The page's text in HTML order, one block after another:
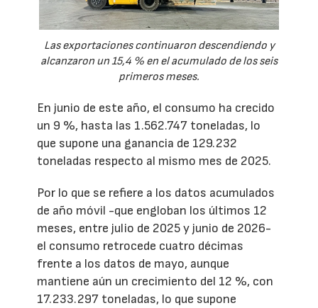
Las exportaciones continuaron descendiendo y
alcanzaron un 15,4 % en el acumulado de los seis
primeros meses.
En junio de este año, el consumo ha crecido
un 9 %, hasta las 1.562.747 toneladas, lo
que supone una ganancia de 129.232
toneladas respecto al mismo mes de 2025.
Por lo que se refiere a los datos acumulados
de año móvil -que engloban los últimos 12
meses, entre julio de 2025 y junio de 2026-
el consumo retrocede cuatro décimas
frente a los datos de mayo, aunque
mantiene aún un crecimiento del 12 %, con
17.233.297 toneladas, lo que supone